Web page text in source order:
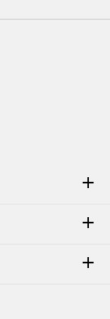


